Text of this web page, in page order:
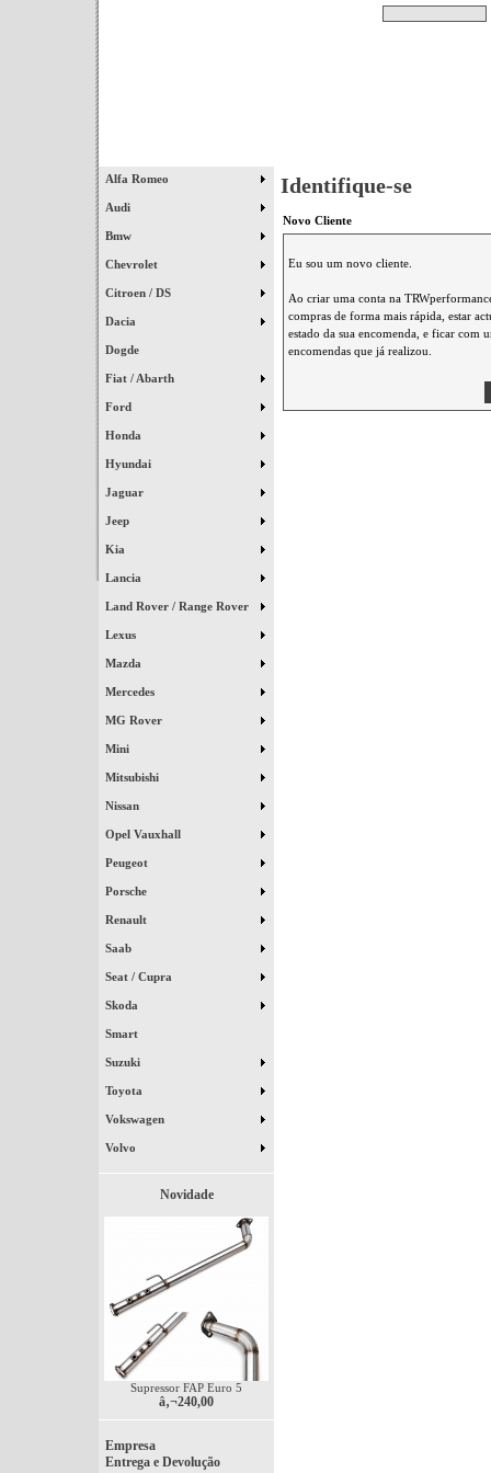
Alfa Romeo
Audi
Bmw
Chevrolet
Citroen / DS
Dacia
Dogde
Fiat / Abarth
Ford
Honda
Hyundai
Jaguar
Jeep
Kia
Lancia
Land Rover / Range Rover
Lexus
Mazda
Mercedes
MG Rover
Mini
Mitsubishi
Nissan
Opel Vauxhall
Peugeot
Porsche
Renault
Saab
Seat / Cupra
Skoda
Smart
Suzuki
Toyota
Vokswagen
Volvo
Novidade
Supressor FAP Euro 5
â‚¬240,00
Empresa
Entrega e Devolução
Identifique-se
Novo Cliente
Eu sou um novo cliente.
Ao criar uma conta na
compras de forma mais rápida, estar
estado da sua encomenda, e ficar com
encomendas que já realizou.